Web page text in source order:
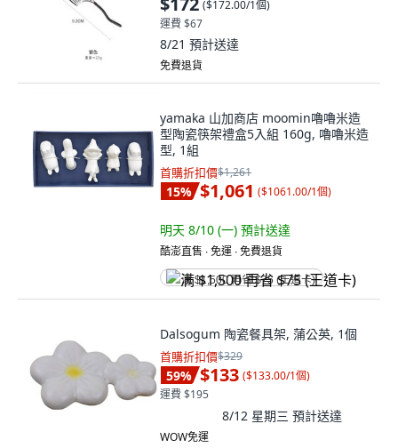
($172.00/1個)
運費 $67
8/21 預計送達
免費退貨
yamaka 山加商店 moomin嚕嚕米造
型陶瓷筷架禮盒5入組 160g, 嚕嚕米造
型, 1組
首購折扣價$1,261
15% $1,061 ($1061.00/1個)
明天 8/10 (一) 預計送達
酷澎直售 ∙ 免運 ∙ 免費退貨
满 $1,500 再省 $75 (王道卡)
Dalsogum 陶瓷餐具架, 蒲公英, 1個
首購折扣價$329
59% $133 ($133.00/1個)
運費 $195
8/12 星期三 預計送達
WOW免運